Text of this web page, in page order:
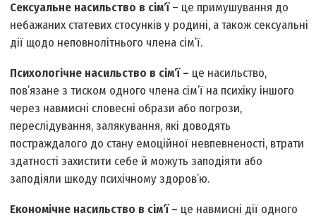
Сексуальне насильство в сім’ї– це примушування до
небажаних статевих стосунків у родині, а також сексуальні
дії щодо неповнолітнього члена сім’ї.
Психологічне насильство в сім’ї – це насильство,
пов’язане з тиском одного члена сім’ї на психіку іншого
через навмисні словесні образи або погрози,
переслідування, залякування, які доводять
постраждалого до стану емоційної невпевненості, втрати
здатності захистити себе й можуть заподіяти або
заподіяли шкоду психічному здоров’ю.
Економічне насильство в сім’ї – це навмисні дії одного